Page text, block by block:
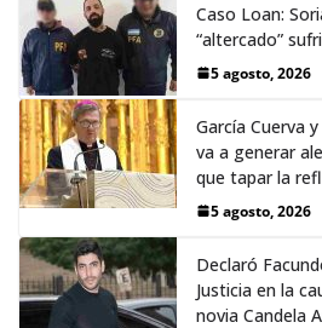
Caso Loan:
“altercado”
5 agosto, 2026
García Cuerva
va a generar
que tapar la
5 agosto, 2026
Declaró
Justicia en la
novia Candela